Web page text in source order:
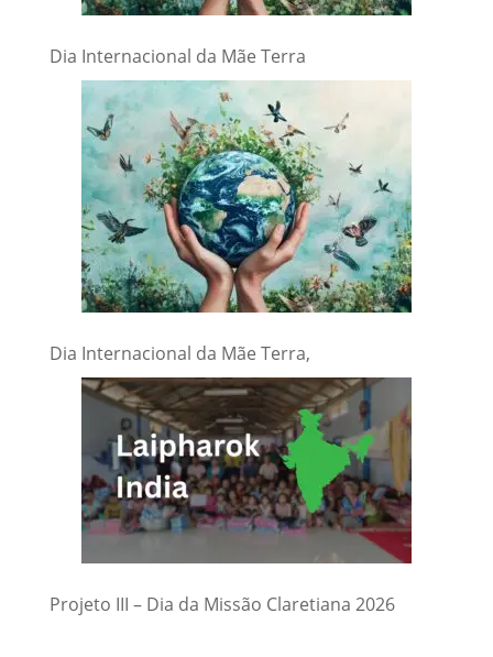
Dia Internacional da Mãe Terra
Dia Internacional da Mãe Terra,
Projeto III – Dia da Missão Claretiana 2026